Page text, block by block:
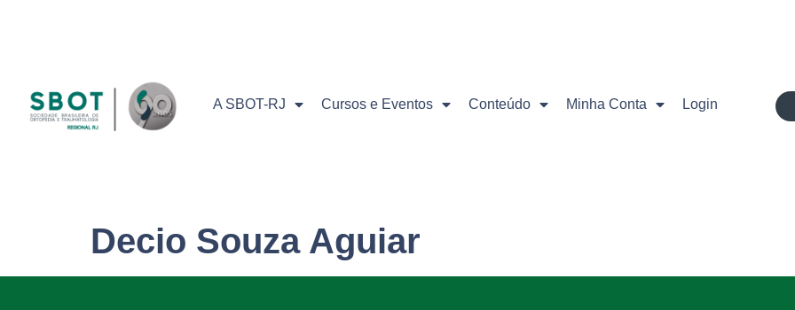
A SBOT-RJ Cursos e Eventos Conteúdo Minha Conta Login
Decio Souza Aguiar